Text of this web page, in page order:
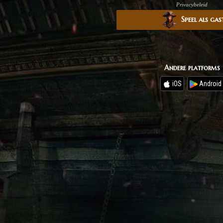
Privacybeleid
Speel als
Andere platforms
iOS Android